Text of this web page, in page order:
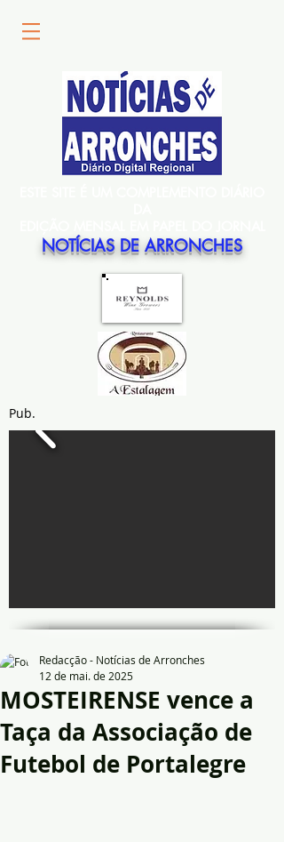
NOTÍCIAS DE ARRONCHES
Pub.
MOSTEIRENSE vence a
Taça da Associação de
Futebol de Portalegre
Redacção - Notícias de Arronches
12 de mai. de 2025